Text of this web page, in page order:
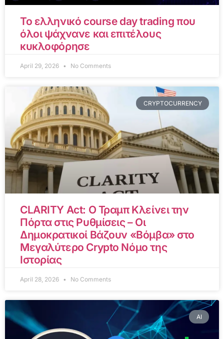
Το ελληνικό course day trading που
όλοι ψάχνανε και επιτέλους
κυκλοφόρησε
April 29, 2026 No Comments
CRYPTOCURRENCY
CLARITY Act: Ο Τραμπ Κλείνει την
Πόρτα στις Ρυθμίσεις – Οι
Δημοκρατικοί Βάζουν «Βόμβα» στο
Μεγαλύτερο Crypto Νόμο της
Ιστορίας
April 28, 2026 No Comments
AI